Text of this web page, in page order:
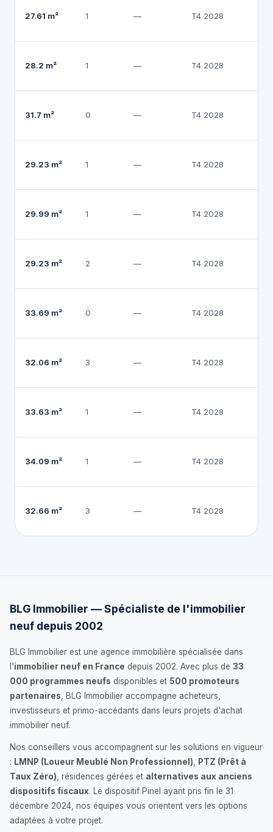
27.61 m² 1 — T4 2028
28.2 m² 1 — T4 2028
31.7 m² 0 — T4 2028
29.23 m² 1 — T4 2028
29.99 m² 1 — T4 2028
29.23 m² 2 — T4 2028
33.69 m² 0 — T4 2028
32.06 m² 3 — T4 2028
33.63 m² 1 — T4 2028
34.09 m² 1 — T4 2028
32.66 m² 3 — T4 2028
BLG Immobilier — Spécialiste de l'immobilier
neuf depuis 2002
BLG Immobilier est une agence immobilière spécialisée dans
l'immobilier neuf en France depuis 2002. Avec plus de 33
000 programmes neufs disponibles et 500 promoteurs
partenaires , BLG Immobilier accompagne acheteurs,
investisseurs et primo-accédants dans leurs projets d'achat
immobilier neuf.
Nos conseillers vous accompagnent sur les solutions en vigueur
: LMNP (Loueur Meublé Non Professionnel)
PTZ (Prêt à
Taux Zéro) , résidences gérées et alternatives aux anciens
dispositifs fiscaux. Le dispositif Pinel ayant pris fin le 31
décembre 2024, nos équipes vous orientent vers les options
adaptées à votre projet.